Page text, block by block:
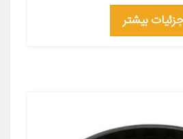
جزئیات بیشتر